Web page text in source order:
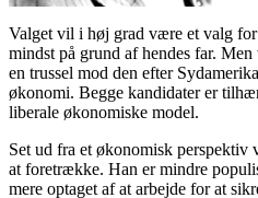
Valget vil i høj grad være et valg
mindst på grund af hendes far.
en trussel mod den efter
økonomi. Begge kandidater er
liberale økonomiske model.
Set ud fra et økonomisk perspektiv
at foretrække. Han er mindre
mere optaget af at arbejde for at